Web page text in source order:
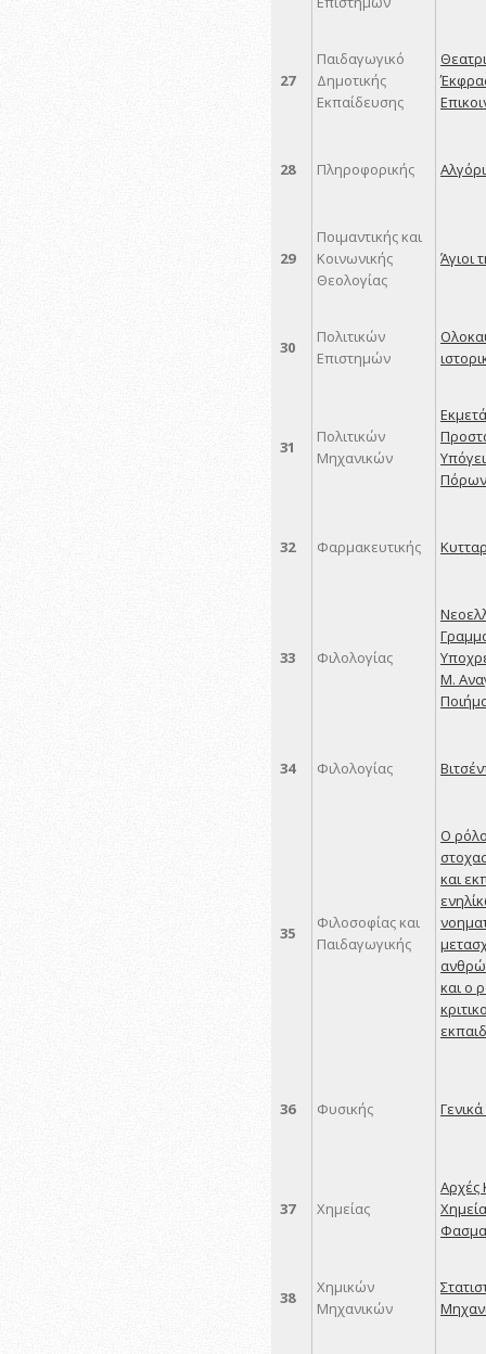
27
Παιδαγωγικό
Δημοτικής
Εκπαίδευσης
28 Πληροφορικής
29
Ποιμαντικής και
Κοινωνικής
Θεολογίας
Άγιοι
30
Πολιτικών
Επιστημών
31
Πολιτικών
Μηχανικών
Πόρων
32 Φαρμακευτικής
33 Φιλολογίας
Μ.
34 Φιλολογίας
35
Φιλοσοφίας και
Παιδαγωγικής
Ο
και
και ο
36 Φυσικής
37 Χημείας
Αρχές
38
Χημικών
Μηχανικών